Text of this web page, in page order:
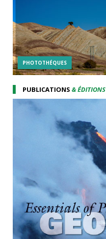
PHOTOTHÉQUES
PUBLICATIONS& ÉDITIONS